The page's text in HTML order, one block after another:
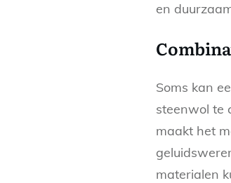
en
Soms kan
steenwol te
maakt het
materialen